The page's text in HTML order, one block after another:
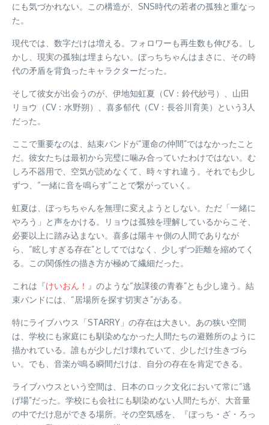
にも気づかれない。この構造が、SNS時代の若者の孤独と重なっ
た。
現代では、数字だけは増える。フォロワーも再生数も伸びる。し
かし、現実の孤独は埋まらない。ぼっちちゃんはまさに、その時
代の矛盾を背負ったキャラクターだった。
そして彼女が出会うのが、伊地知虹夏（CV：鈴代紗弓）、山田
リョウ（CV：水野朔）、喜多郁代（CV：長谷川育美）という3人
だった。
ここで重要なのは、結束バンドが“運命の仲間”ではなかったこと
だ。彼女たちは最初から完璧に噛み合っていたわけではない。む
しろ不器用で、空気が読めなくて、時々すれ違う。それでも少し
ずつ、“一緒に音を鳴らす”ことで繋がっていく。
虹夏は、ぼっちちゃんを無理に変えようとしない。ただ「一緒に
やろう」と声をかける。リョウは孤独を理解しているからこそ、
必要以上に踏み込まない。喜多は陽キャ側の人間でありなが
ら、“眩しすぎる存在”としてではなく、少しずつ距離を縮めてく
る。この関係性の描き方が極めて繊細だった。
これは『けいおん！ 』のような“放課後の青春”とも少し違う。結
束バンドには、“居場所を探す切実さ”がある。
特にライブハウス「STARRY」の存在は大きい。あの狭い空間
は、学校にも家庭にも馴染めなかった人間たちの避難所のように
描かれている。誰もが少しだけ壊れていて、少しだけ生きづら
い。でも、音楽が鳴る瞬間だけは、自分の存在を肯定できる。
ライブハウスという空間は、日本のロック文化において常に“逃
げ場”だった。学校にも会社にも馴染めない人間たちが、大音量
の中でだけ息ができる場所。その空気感を、『ぼっち・ざ・ろっ